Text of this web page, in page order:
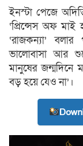
ইনস্টা পেজে
‘প্রিন্সেস অফ
‘রাজকন্যা’
ভালোবাসা আর
মানুষের জন্মদিনে
বড় হয়ে যেও না’।